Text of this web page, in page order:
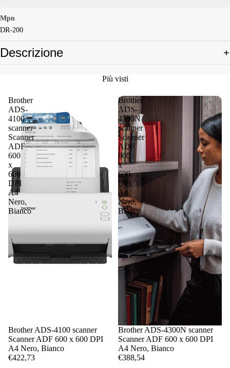
Mpn
DR-200
Descrizione
Più visti
Brother
ADS-
4100
scanner
Scanner
ADF
600
x
600
DPI
A4
Nero,
Bianco
Brother ADS-4100 scanner
Scanner ADF 600 x 600 DPI
A4 Nero, Bianco
€422,73
Brother
ADS-
4300N
scanner
Scanner
ADF
600
x
600
DPI
A4
Nero,
Bianco
Brother ADS-4300N scanner
Scanner ADF 600 x 600 DPI
A4 Nero, Bianco
€388,54